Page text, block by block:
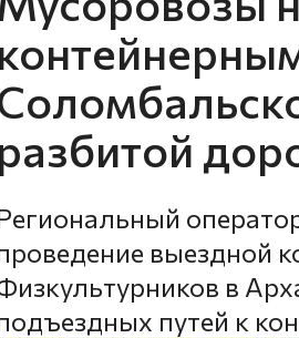
разбитой
выездной
в
путей к